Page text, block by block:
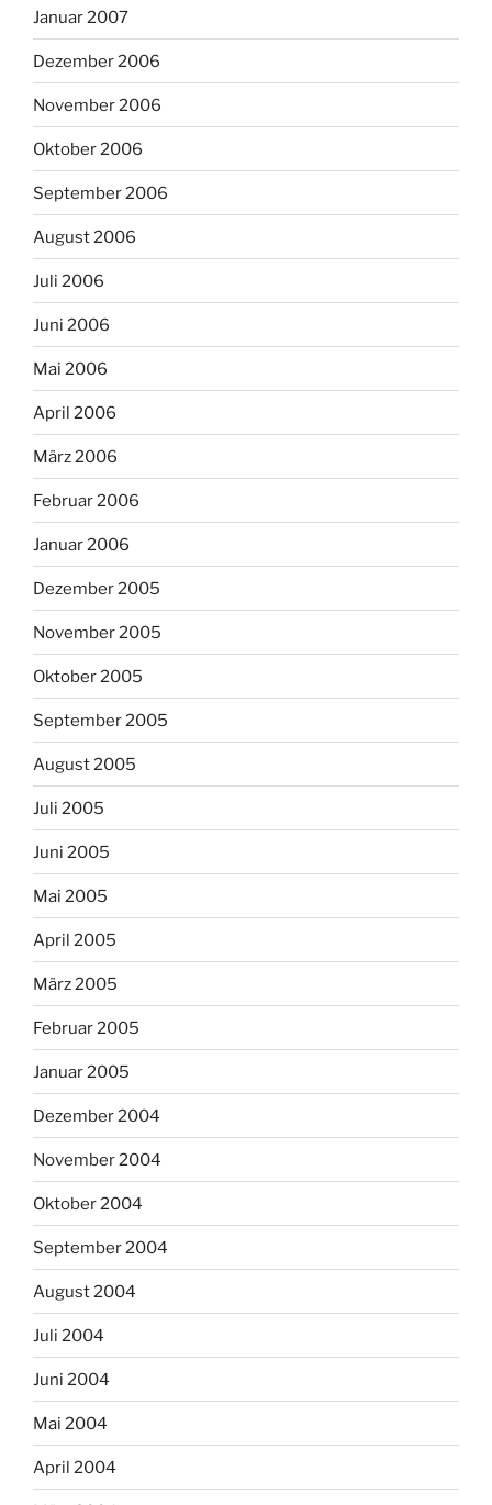
Januar 2007
Dezember 2006
November 2006
Oktober 2006
September 2006
August 2006
Juli 2006
Juni 2006
Mai 2006
April 2006
März 2006
Februar 2006
Januar 2006
Dezember 2005
November 2005
Oktober 2005
September 2005
August 2005
Juli 2005
Juni 2005
Mai 2005
April 2005
März 2005
Februar 2005
Januar 2005
Dezember 2004
November 2004
Oktober 2004
September 2004
August 2004
Juli 2004
Juni 2004
Mai 2004
April 2004